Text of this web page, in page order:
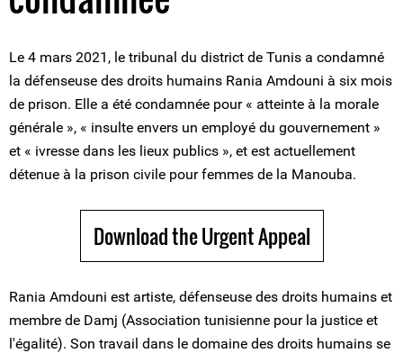
Le 4 mars 2021, le tribunal du district de Tunis a condamné
la défenseuse des droits humains Rania Amdouni à six mois
de prison. Elle a été condamnée pour « atteinte à la morale
générale », « insulte envers un employé du gouvernement »
et « ivresse dans les lieux publics », et est actuellement
détenue à la prison civile pour femmes de la Manouba.
Download the Urgent Appeal
Rania Amdouni est artiste, défenseuse des droits humains et
membre de Damj (Association tunisienne pour la justice et
l'égalité). Son travail dans le domaine des droits humains se